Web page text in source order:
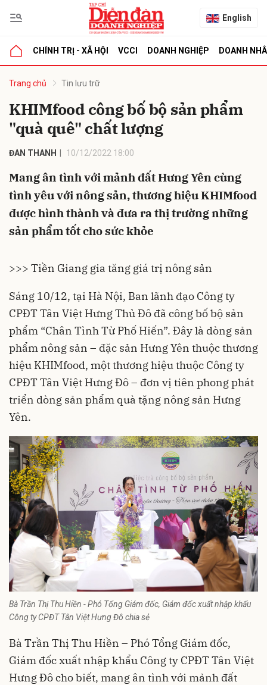
English
CHÍNH TRỊ - XÃ HỘI VCCI DOANH NGHIỆP DOANH
Trang chủ Tin lưu trữ
KHIMfood công bố bộ sản phẩm
"quà quê" chất lượng
ĐAN THANH 10/12/2022 18:00
Mang ân tình với mảnh đất Hưng Yên cùng
tình yêu với nông sản, thương hiệu KHIMfood
được hình thành và đưa ra thị trường những
sản phẩm tốt cho sức khỏe
>>> Tiền Giang gia tăng giá trị nông sản
Sáng 10/12, tại Hà Nội, Ban lãnh đạo Công ty
CPĐT Tân Việt Hưng Thủ Đô đã công bố bộ sản
phẩm “Chân Tình Từ Phố Hiến”. Đây là dòng sản
phẩm nông sản – đặc sản Hưng Yên thuộc thương
hiệu KHIMfood, một thương hiệu thuộc Công ty
CPĐT Tân Việt Hưng Đô – đơn vị tiên phong phát
triển dòng sản phẩm quà tặng nông sản Hưng
Yên.
Bà Trần Thị Thu Hiền - Phó Tổng Giám đốc, Giám đốc xuất nhập khẩu
Công ty CPĐT Tân Việt Hưng Đô chia sẻ
Bà Trần Thị Thu Hiền – Phó Tổng Giám đốc,
Giám đốc xuất nhập khẩu Công ty CPĐT Tân Việt
Hưng Đô cho biết, mang ân tình với mảnh đất
luận
Hủy